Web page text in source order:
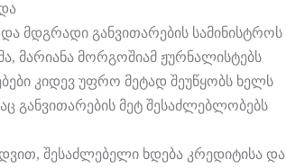
მდგრადი განვითარების სამინისტროს
მარიანა მორგოშიამ ჟურნალისტებს
კიდევ უფრო მეტად შეუწყობს ხელს
განვითარების მეტ შესაძლებლობებს
შესაძლებელი ხდება კრედიტისა და